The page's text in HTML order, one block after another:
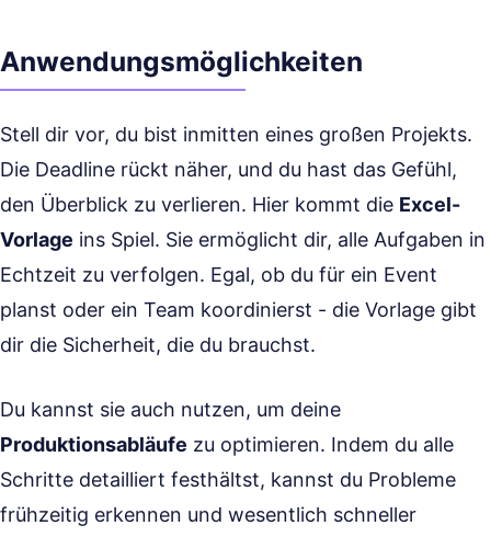
Anwendungsmöglichkeiten
Stell dir vor, du bist inmitten eines großen Projekts.
Die Deadline rückt näher, und du hast das Gefühl,
den Überblick zu verlieren. Hier kommt die Excel-
Vorlage ins Spiel. Sie ermöglicht dir, alle Aufgaben in
Echtzeit zu verfolgen. Egal, ob du für ein Event
planst oder ein Team koordinierst - die Vorlage gibt
dir die Sicherheit, die du brauchst.
Du kannst sie auch nutzen, um deine
Produktionsabläufe zu optimieren. Indem du alle
Schritte detailliert festhältst, kannst du Probleme
frühzeitig erkennen und wesentlich schneller